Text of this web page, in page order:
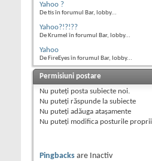
Yahoo ?
De tis în forumul Bar, lobby...
Yahoo?!?!??
De Krumel în forumul Bar, lobby...
Yahoo
De FireEyes în forumul Bar, lobby...
Permisiuni postare
Nu puteţi posta subiecte noi.
Nu puteţi răspunde la subiecte
Nu puteţi adăuga ataşamente
Nu puteţi modifica posturile proprii
Pingbacks are
Inactiv